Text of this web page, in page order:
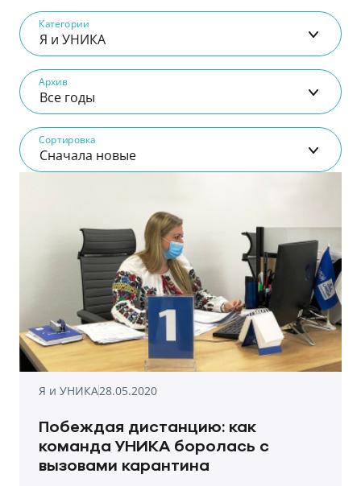
Категории
Я и УНИКА
Архив
Все годы
Сортировка
Сначала новые
Я и УНИКА28.05.2020
Побеждая дистанцию: как
команда УНИКА боролась с
вызовами карантина